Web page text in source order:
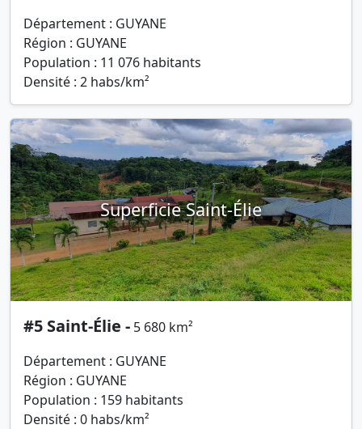
Département : GUYANE
Région : GUYANE
Population : 11 076 habitants
Densité : 2 habs/km²
Superficie Saint-Élie
#5 Saint-Élie - 5 680 km²
Département : GUYANE
Région : GUYANE
Population : 159 habitants
Densité : 0 habs/km²